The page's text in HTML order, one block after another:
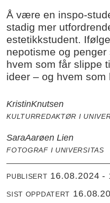
Å være en inspo-
stadig mer
estetikkstudent.
nepotisme og
hvem som får slippe
ideer – og hvem som
KristinKnutsen
KULTURREDAKTØR I
SaraAarøen Lien
FOTOGRAF I UNIVERSITAS
PUBLISERT 16.08.2024 -
SIST OPPDATERT